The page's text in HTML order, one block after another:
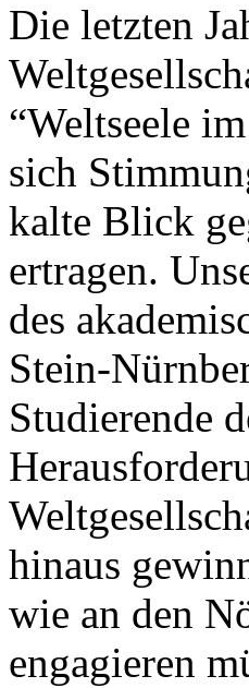
Die letzten
“Weltseele
sich
kalte Blick
ertragen.
des
Stein-
Studierende
hinaus
wie an den
engagieren